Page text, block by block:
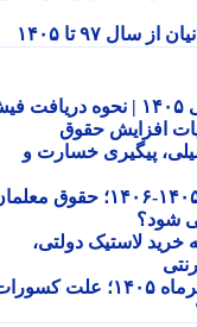
تا ۱۴۰۵
فیش حقوقی بازنشستگان تامین اجتماعی ۱۴۰۵ | نحوه دریافت فیش
حقوق
پیگیری خسارت و
حکم حقوقی نومعلمان در سال تحصیلی ۱۴۰۵-۱۴۰۶؛ حقوق معلمان
سامانه خرید لاستیک دولتی،
کسر از حقوق بازنشستگان کشوری در تیرماه ۱۴۰۵؛ علت کسورات